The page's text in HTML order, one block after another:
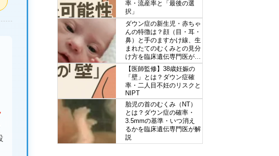
率・流産率と「最後の選
択」
ダウン症の新生児・赤ちゃ
んの特徴は？顔（目・耳・
鼻）と手のますかけ線、生
まれたてのむくみとの見分
け方を臨床遺伝専門医が解
説
【医師監修】38歳妊娠の
「壁」とは？ダウン症確
率・二人目不妊のリスクと
NIPT
胎児の首のむくみ（NT）
とは？ダウン症の確率・
3.5mmの基準・いつ消え
るかを臨床遺伝専門医が解
説